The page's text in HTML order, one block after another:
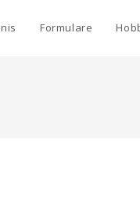
Formulare